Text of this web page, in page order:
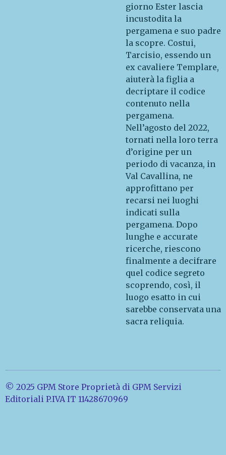
giorno Ester lascia
incustodita la
pergamena e suo padre
la scopre. Costui,
Tarcisio, essendo un
ex cavaliere Templare,
aiuterà la figlia a
decriptare il codice
contenuto nella
pergamena.
Nell’agosto del 2022,
tornati nella loro terra
d’origine per un
periodo di vacanza, in
Val Cavallina, ne
approfittano per
recarsi nei luoghi
indicati sulla
pergamena. Dopo
lunghe e accurate
ricerche, riescono
finalmente a decifrare
quel codice segreto
scoprendo, così, il
luogo esatto in cui
sarebbe conservata una
sacra reliquia.
© 2025 GPM Store Proprietà di GPM Servizi
Editoriali P.IVA IT 11428670969